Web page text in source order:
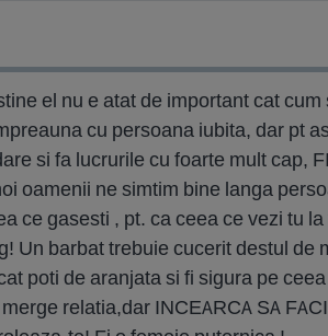
el nu e atat de important cat
cu persoana iubita, dar pt
si fa lucrurile cu foarte mult cap,
oamenii ne simtim bine langa
ce gasesti , pt. ca ceea ce vezi tu
Un barbat trebuie cucerit destul
poti de aranjata si fi sigura pe
relatia,dar INCEARCA SA